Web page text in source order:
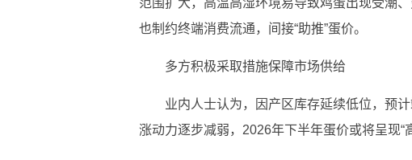
范围扩大，高温高湿环境易导致鸡蛋出现受潮
也制约终端消费流通，间接“助推”蛋价。
多方积极采取措施保障市场供给
业内人士认为，因产区库存延续低位，预
涨动力逐步减弱，2026年下半年蛋价或将呈现“